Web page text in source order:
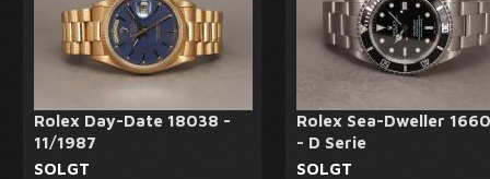
Rolex Day-Date 18038 -
11/1987
SOLGT
Rolex Sea-Dweller
- D Serie
SOLGT